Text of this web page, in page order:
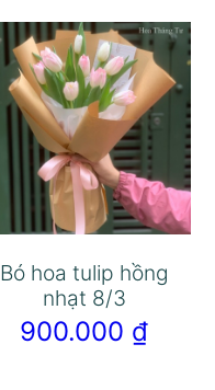
Bó hoa tulip hồng
nhạt 8/3
900.000 ₫